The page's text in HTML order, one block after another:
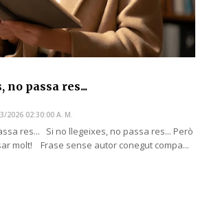
no passa res...
2026 02:30:00 A. M.
res... Si no llegeixes, no passa res... Però
molt! Frase sense autor conegut compa...